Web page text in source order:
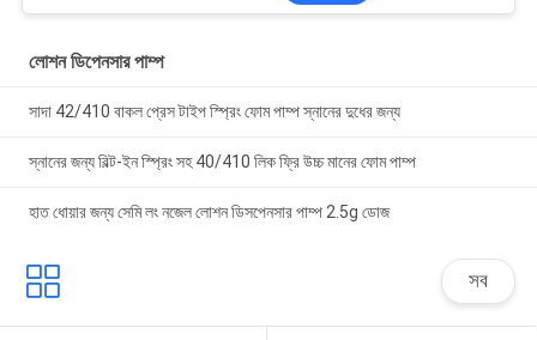
লোশন ডিপেনসার পাম্প
সাদা 42/410 বাকল প্রেস টাইপ স্প্রিং ফোম পাম্প স্নানের দুধের জন্য
স্নানের জন্য বিল্ট-ইন স্প্রিং সহ 40/410 লিক ফ্রি উচ্চ মানের ফোম পাম্প
হাত ধোয়ার জন্য সেমি লং নজেল লোশন ডিসপেনসার পাম্প 2.5g ডোজ
সব